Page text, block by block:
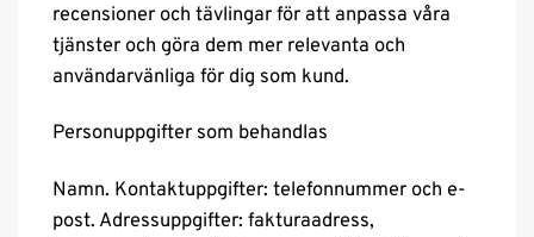
recensioner och tävlingar för att anpassa våra
tjänster och göra dem mer relevanta och
användarvänliga för dig som kund.
Personuppgifter som behandlas
Namn. Kontaktuppgifter: telefonnummer och e-
post. Adressuppgifter: fakturaadress,